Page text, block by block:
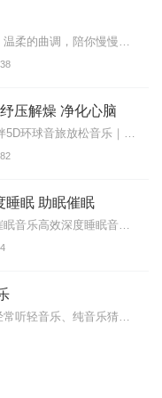
舒缓睡眠音乐，缓慢的节奏，温柔的曲调，陪你慢慢入睡。每天聆听舒眠曲，会让你拥有高品质睡眠，今夜不失眠，安眠一夜。轻催眠失眠治愈系，正念冥想静心减压拯救你的失眠。...
压解燥 净化心脑
喜马拉雅独家5D音乐合作伙伴5D环球音旅放松音乐｜纾压解燥净化心脑聆听环球天籁声疗SPA关于「乐方REMedy」：-全站唯一的耳朵黑科技「5D环绕脑波」...
睡眠 助眠催眠
极度放松助眠音乐快速入睡催眠音乐高效深度睡眠音乐解压助眠白噪音深度睡眠｜放松大脑治疗失眠助眠音乐【极度放松助眠音乐】【深度睡眠】【助眠催眠】进到专辑页的朋友...
【官方福利区】发现你最近经常听轻音乐、纯音乐猜你喜欢喜马精选专辑《心理疗愈钢琴曲100首》一听就平静了，一听就困了缓解焦虑，帮助数百万听友入眠原价99元，福利...